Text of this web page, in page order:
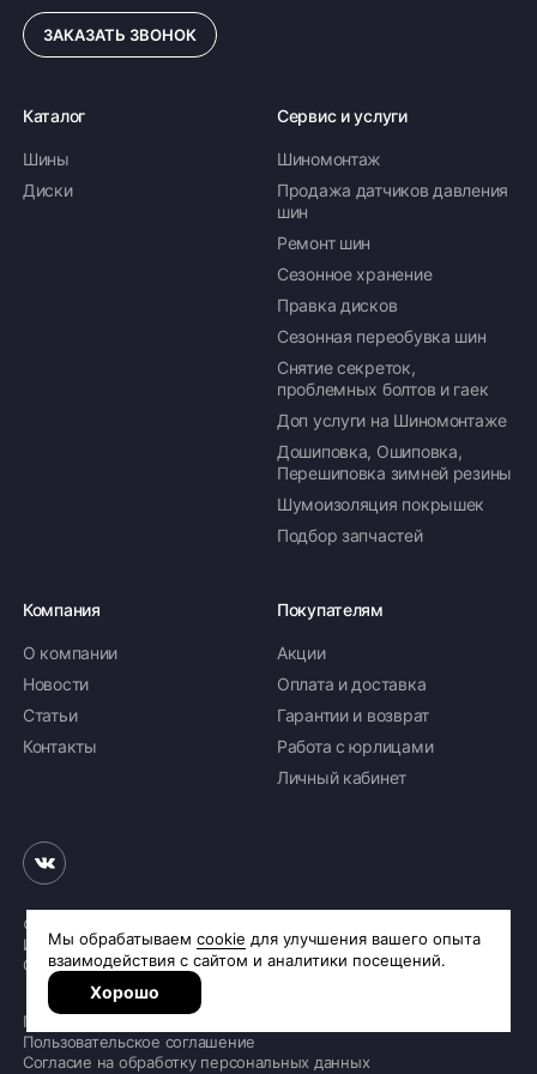
ЗАКАЗАТЬ ЗВОНОК
Каталог
Шины
Диски
Сервис и услуги
Шиномонтаж
Продажа датчиков давления
шин
Ремонт шин
Сезонное хранение
Правка дисков
Сезонная переобувка шин
Снятие секреток,
проблемных болтов и гаек
Доп услуги на Шиномонтаже
Дошиповка, Ошиповка,
Перешиповка зимней резины
Шумоизоляция покрышек
Подбор запчастей
Компания
О компании
Новости
Статьи
Контакты
Покупателям
Акции
Оплата и доставка
Гарантии и возврат
Работа с юрлицами
Личный кабинет
© 2026 «Шинное бюро Шлепакова»
Интернет-магазин шин и дисков
Сделано вR.class
Политика обработки персональных данных
Пользовательское соглашение
Согласие на обработку персональных данных